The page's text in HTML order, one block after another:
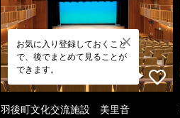
お気に入り登録しておくこと
で、後でまとめて見ることが
できます。
羽後町文化交流施設 美里音